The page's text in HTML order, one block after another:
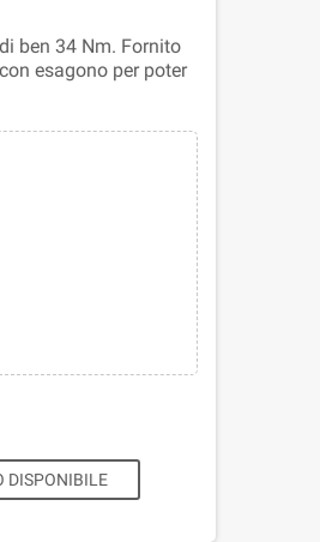
ben 34 Nm. Fornito
esagono per poter
DISPONIBILE